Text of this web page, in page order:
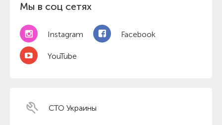
Мы в соц сетях
Instagram Facebook
YouTube
СТО Украины